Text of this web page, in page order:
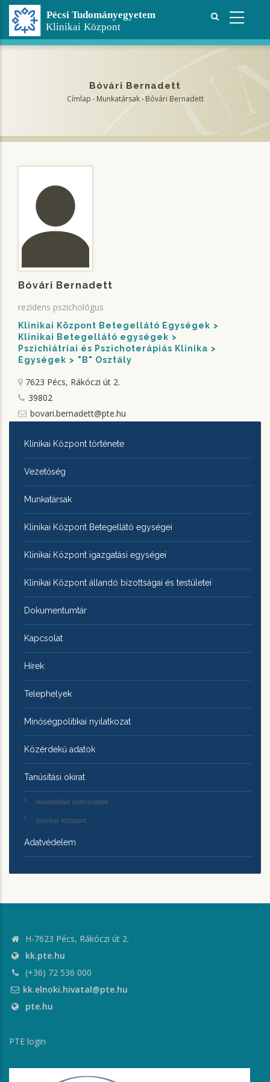
Ugrás
tartalomra
Bóvári Bernadett
Címlap - Munkatársak -Bóvári Bernadett
Bóvári Bernadett
rezidens pszichológus
Klinikai Központ Betegellátó Egységek
Klinikai Betegellátó egységek
Pszichiátriai és Pszichoterápiás Klinika
Egységek
"B" Osztály
7623 Pécs, Rákóczi út 2.
39802
bovari.bernadett@pte.hu
KLINIKAI
KÖZPONTRÓL
Klinikai Központ története
Vezetőség
Munkatársak
Klinikai Központ Betegellátó egységei
Klinikai Központ igazgatási egységei
Klinikai Központ állandó bizottságai és testületei
Dokumentumtár
Kapcsolat
Hírek
Telephelyek
Minőségpolitikai nyilatkozat
Közérdekű adatok
Tanúsítási okirat
Akkreditált szervezetek
Klinikai Központ
Adatvédelem
H-7623 Pécs, Rákóczi út 2.
kk.pte.hu
(+36) 72 536 000
kk.elnoki.hivatal@pte.hu
pte.hu
PTE login